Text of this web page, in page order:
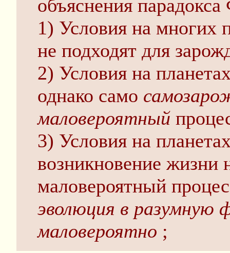
объяснения
1) Условия на многих
не подходят для
2) Условия на
однако само
маловероятный
3) Условия на
возникновение жизни
маловероятный
эволюция в разумную
маловероятно ;